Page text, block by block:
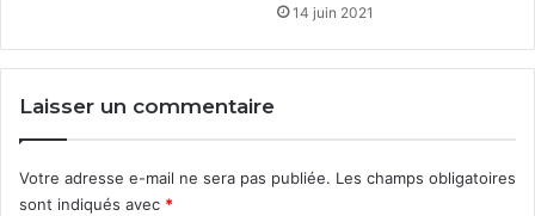
14 juin 2021
Laisser un commentaire
Votre adresse e-mail ne sera pas publiée. Les champs obligatoires
sont indiqués avec *